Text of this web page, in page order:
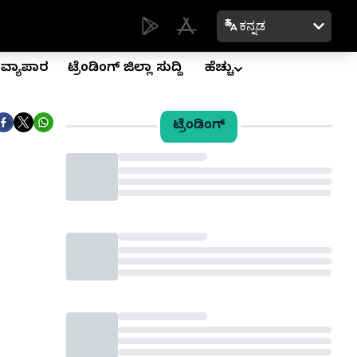
ಕನ್ನಡ
ವ್ಯಾಪಾರ ಟ್ರೆಂಡಿಂಗ್ ಜಿಲ್ಲಾ ಸುದ್ದಿ ಹೆಚ್ಚು
ಟ್ರೆಂಡಿಂಗ್